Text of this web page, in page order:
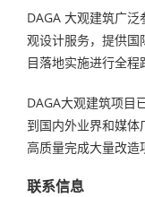
DAGA 大观建筑广
观设计服务，提供国
目落地实施进行全程
DAGA大观建筑项目
到国内外业界和媒体
高质量完成大量改造
联系信息